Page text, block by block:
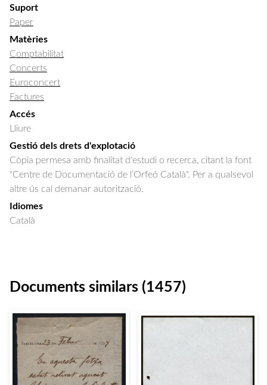
Suport
Paper
Matèries
Comptabilitat
Concerts
Euroconcert
Factures
Accés
Lliure
Gestió dels drets d'explotació
Còpia permesa amb finalitat d'estudi o recerca, citant la font
"Centre de Documentació de l’Orfeó Català". Per a qualsevol
altre ús cal demanar autorització.
Idiomes
Català
Documents similars (1457)